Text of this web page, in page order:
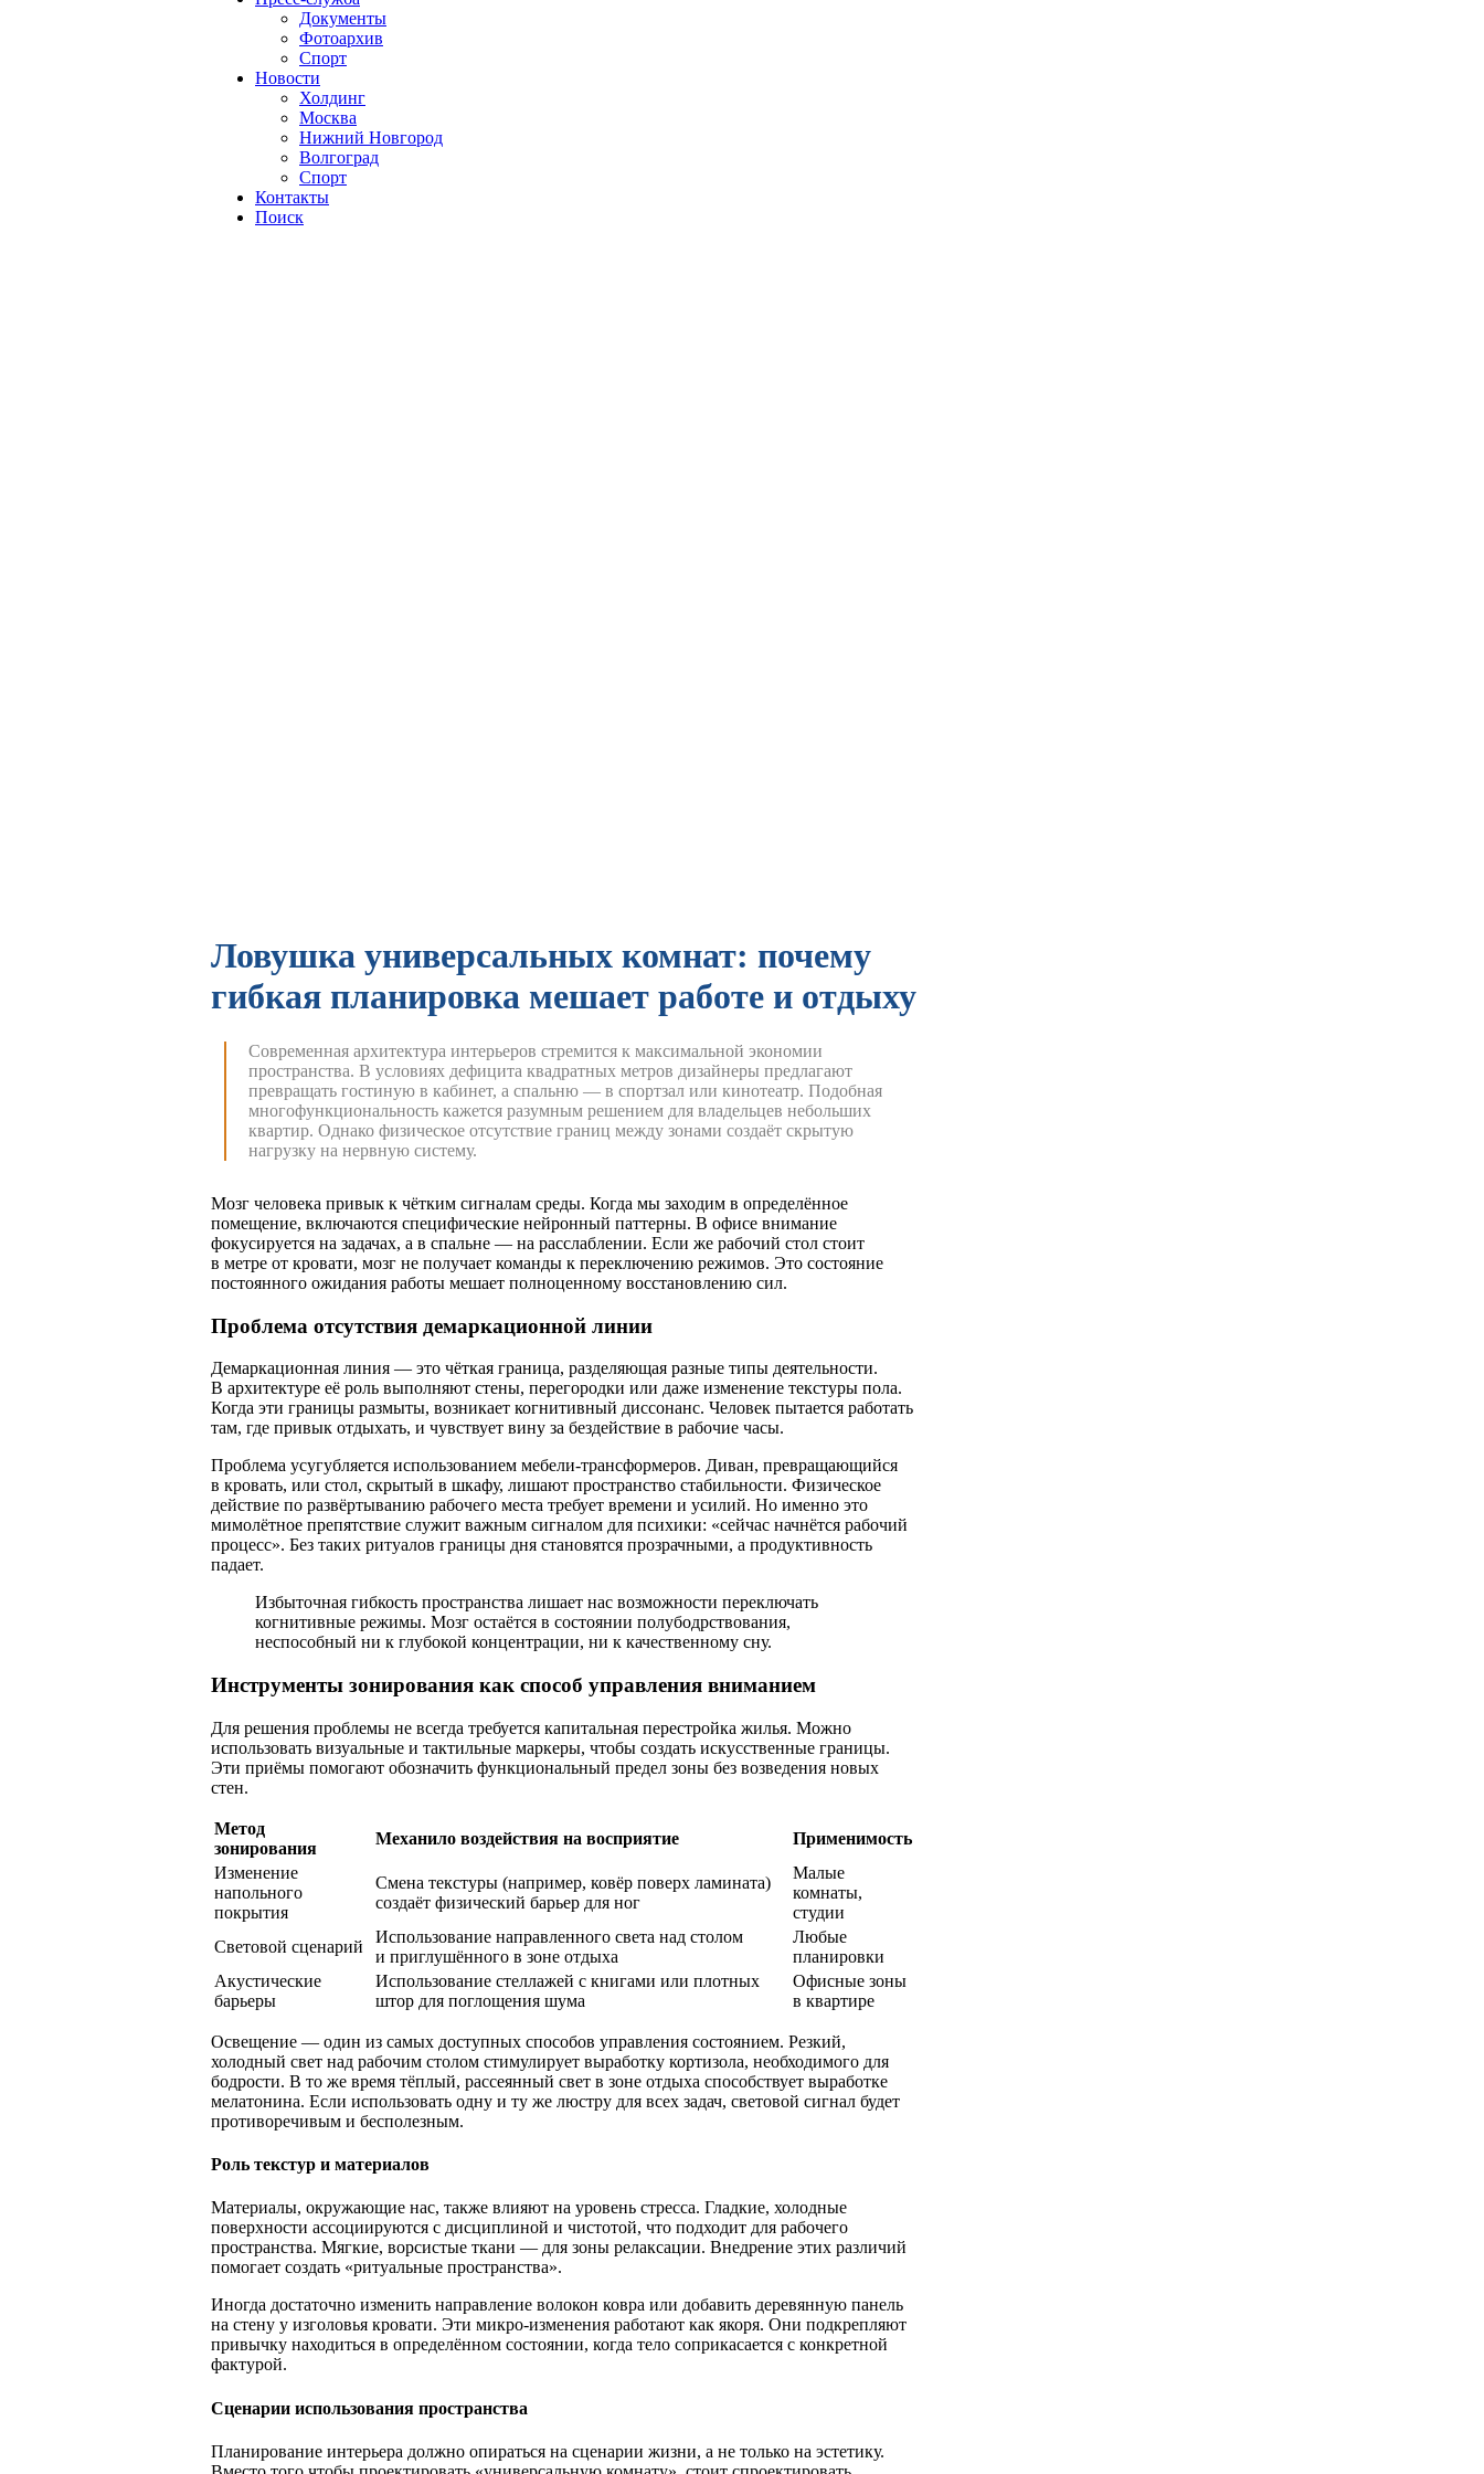
Документы
Фотоархив
Спорт
Новости
Холдинг
Москва
Нижний Новгород
Волгоград
Спорт
Контакты
Поиск
Ловушка универсальных комнат: почему
гибкая планировка мешает работе и отдыху
Современная архитектура интерьеров стремится к максимальной экономии
пространства. В условиях дефицита квадратных метров дизайнеры предлагают
превращать гостиную в кабинет, а спальню — в спортзал или кинотеатр. Подобная
многофункциональность кажется разумным решением для владельцев небольших
квартир. Однако физическое отсутствие границ между зонами создаёт скрытую
нагрузку на нервную систему.
Мозг человека привык к чётким сигналам среды. Когда мы заходим в определённое
помещение, включаются специфические нейронный паттерны. В офисе внимание
фокусируется на задачах, а в спальне — на расслаблении. Если же рабочий стол стоит
в метре от кровати, мозг не получает команды к переключению режимов. Это состояние
постоянного ожидания работы мешает полноценному восстановлению сил.
Проблема отсутствия демаркационной линии
Демаркационная линия — это чёткая граница, разделяющая разные типы деятельности.
В архитектуре её роль выполняют стены, перегородки или даже изменение текстуры пола.
Когда эти границы размыты, возникает когнитивный диссонанс. Человек пытается работать
там, где привык отдыхать, и чувствует вину за бездействие в рабочие часы.
Проблема усугубляется использованием мебели-трансформеров. Диван, превращающийся
в кровать, или стол, скрытый в шкафу, лишают пространство стабильности. Физическое
действие по развёртыванию рабочего места требует времени и усилий. Но именно это
мимолётное препятствие служит важным сигналом для психики: «сейчас начнётся рабочий
процесс». Без таких ритуалов границы дня становятся прозрачными, а продуктивность
падает.
Избыточная гибкость пространства лишает нас возможности переключать
когнитивные режимы. Мозг остаётся в состоянии полубодрствования,
неспособный ни к глубокой концентрации, ни к качественному сну.
Инструменты зонирования как способ управления вниманием
Для решения проблемы не всегда требуется капитальная перестройка жилья. Можно
использовать визуальные и тактильные маркеры, чтобы создать искусственные границы.
Эти приёмы помогают обозначить функциональный предел зоны без возведения новых
стен.
Метод
зонирования
Механило воздействия на восприятие
Применимость
Изменение
напольного
покрытия
Смена текстуры (например, ковёр поверх ламината)
создаёт физический барьер для ног
Малые
комнаты,
студии
Световой сценарий
Использование направленного света над столом
и приглушённого в зоне отдыха
Любые
планировки
Акустические
барьеры
Использование стеллажей с книгами или плотных
штор для поглощения шума
Офисные зоны
в квартире
Освещение — один из самых доступных способов управления состоянием. Резкий,
холодный свет над рабочим столом стимулирует выработку кортизола, необходимого для
бодрости. В то же время тёплый, рассеянный свет в зоне отдыха способствует выработке
мелатонина. Если использовать одну и ту же люстру для всех задач, световой сигнал будет
противоречивым и бесполезным.
Роль текстур и материалов
Материалы, окружающие нас, также влияют на уровень стресса. Гладкие, холодные
поверхности ассоциируются с дисциплиной и чистотой, что подходит для рабочего
пространства. Мягкие, ворсистые ткани — для зоны релаксации. Внедрение этих различий
помогает создать «ритуальные пространства».
Иногда достаточно изменить направление волокон ковра или добавить деревянную панель
на стену у изголовья кровати. Эти микро-изменения работают как якоря. Они подкрепляют
привычку находиться в определённом состоянии, когда тело соприкасается с конкретной
фактурой.
Сценарии использования пространства
Планирование интерьера должно опираться на сценарии жизни, а не только на эстетику.